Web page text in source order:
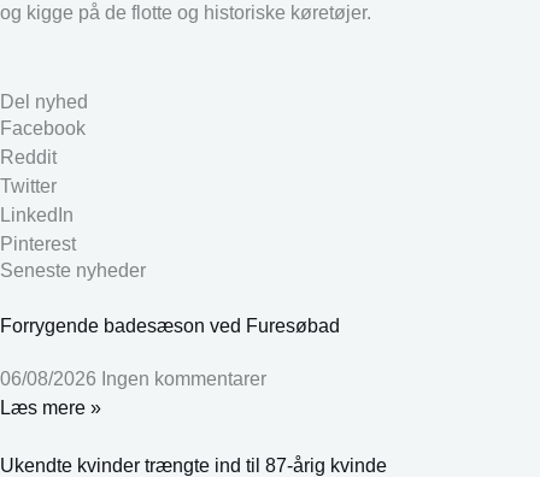
og kigge på de flotte og historiske køretøjer.
Del nyhed
Facebook
Reddit
Twitter
LinkedIn
Pinterest
Seneste nyheder
Forrygende badesæson ved Furesøbad
06/08/2026 Ingen kommentarer
Læs mere »
Ukendte kvinder trængte ind til 87-årig kvinde